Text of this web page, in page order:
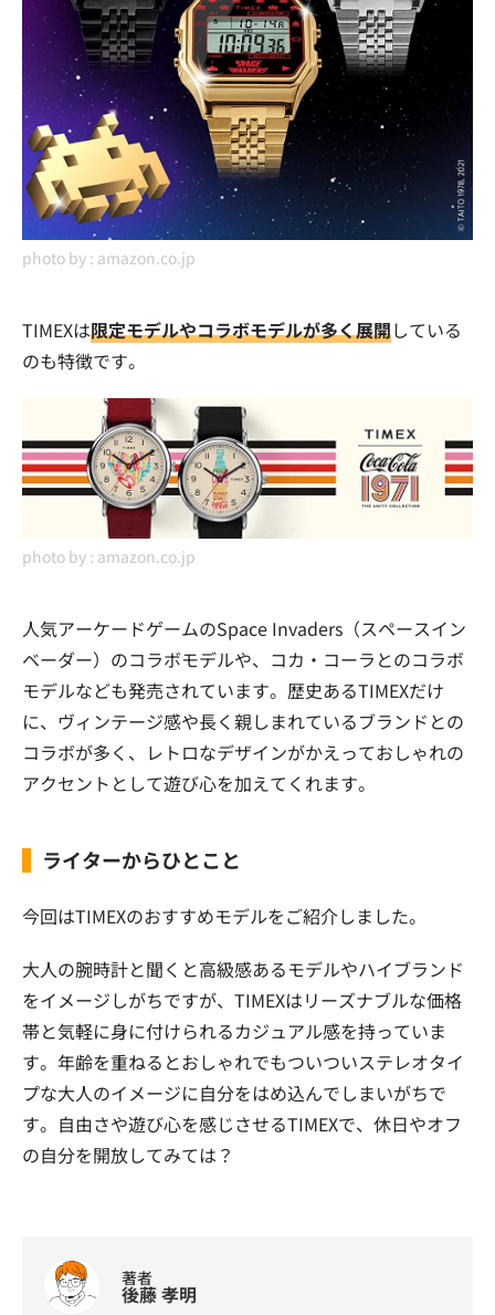
photo by : amazon.co.jp
TIMEXは限定モデルやコラボモデルが多く展開している
のも特徴です。
photo by : amazon.co.jp
人気アーケードゲームのSpace Invaders（スペースイン
ベーダー）のコラボモデルや、コカ・コーラとのコラボ
モデルなども発売されています。歴史あるTIMEXだけ
に、ヴィンテージ感や長く親しまれているブランドとの
コラボが多く、レトロなデザインがかえっておしゃれの
アクセントとして遊び心を加えてくれます。
ライターからひとこと
今回はTIMEXのおすすめモデルをご紹介しました。
大人の腕時計と聞くと高級感あるモデルやハイブランド
をイメージしがちですが、TIMEXはリーズナブルな価格
帯と気軽に身に付けられるカジュアル感を持っていま
す。年齢を重ねるとおしゃれでもついついステレオタイ
プな大人のイメージに自分をはめ込んでしまいがちで
す。自由さや遊び心を感じさせるTIMEXで、休日やオフ
の自分を開放してみては？
著者
後藤 孝明